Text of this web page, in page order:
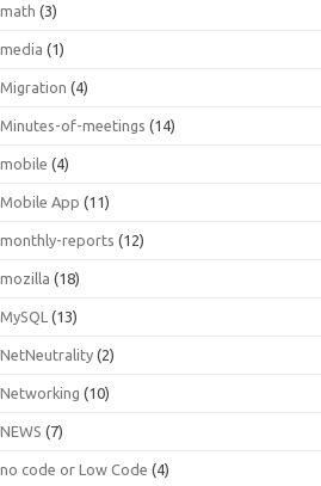
math (3)
media (1)
Migration (4)
Minutes-of-meetings (14)
mobile (4)
Mobile App (11)
monthly-reports (12)
mozilla (18)
MySQL (13)
NetNeutrality (2)
Networking (10)
NEWS (7)
no code or Low Code (4)